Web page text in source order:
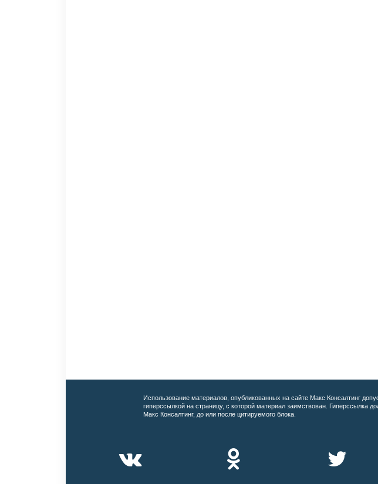
Использование материалов, опубликованных на сайте Макс Консалтинг
гиперссылкой на страницу, с которой материал заимствован. Гиперссылка
Макс Консалтинг, до или после цитируемого блока.